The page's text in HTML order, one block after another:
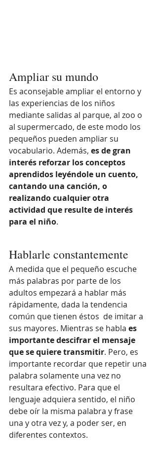
Ampliar su mundo
Es aconsejable ampliar el entorno y
las experiencias de los niños
mediante salidas al parque, al zoo o
al supermercado, de este modo los
pequeños pueden ampliar su
vocabulario. Además, es de gran
interés reforzar los conceptos
aprendidos leyéndole un cuento,
cantando una canción, o
realizando cualquier otra
actividad que resulte de interés
para el niño.
Hablarle constantemente
A medida que el pequeño escuche
más palabras por parte de los
adultos empezará a hablar más
rápidamente, dada la tendencia
común que tienen éstos  de imitar a
sus mayores. Mientras se habla es
importante descifrar el mensaje
que se quiere transmitir. Pero, es
importante recordar que repetir una
palabra solamente una vez no
resultara efectivo. Para que el
lenguaje adquiera sentido, el niño
debe oír la misma palabra y frase
una y otra vez y, a poder ser, en
diferentes contextos.